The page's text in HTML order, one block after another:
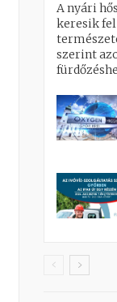
A nyári
keresik fel
szerint